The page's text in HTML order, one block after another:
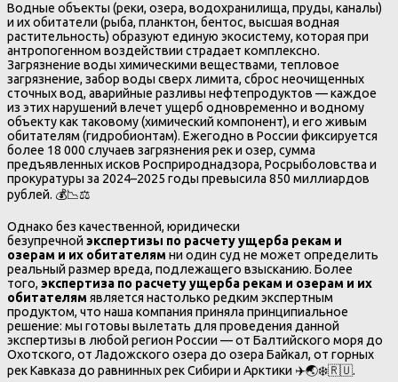
Водные объекты (реки, озера, водохранилища, пруды, каналы)
и их обитатели (рыба, планктон, бентос, высшая водная
растительность) образуют единую экосистему, которая при
антропогенном воздействии страдает комплексно.
Загрязнение воды химическими веществами, тепловое
загрязнение, забор воды сверх лимита, сброс неочищенных
сточных вод, аварийные разливы нефтепродуктов — каждое
из этих нарушений влечет ущерб одновременно и водному
объекту как таковому (химический компонент), и его живым
обитателям (гидробионтам). Ежегодно в России фиксируется
более 18 000 случаев загрязнения рек и озер, сумма
предъявленных исков Росприроднадзора, Росрыболовства и
прокуратуры за 2024–2025 годы превысила 850 миллиардов
рублей. 💰📉⚖️
Однако без качественной, юридически
безупречной экспертизы по расчету ущерба рекам и
озерам и их обитателям ни один суд не может определить
реальный размер вреда, подлежащего взысканию. Более
того, экспертиза по расчету ущерба рекам и озерам и их
обитателям является настолько редким экспертным
продуктом, что наша компания приняла принципиальное
решение: мы готовы вылетать для проведения данной
экспертизы в любой регион России — от Балтийского моря до
Охотского, от Ладожского озера до озера Байкал, от горных
рек Кавказа до равнинных рек Сибири и Арктики ✈️🌏❄️🇷🇺.